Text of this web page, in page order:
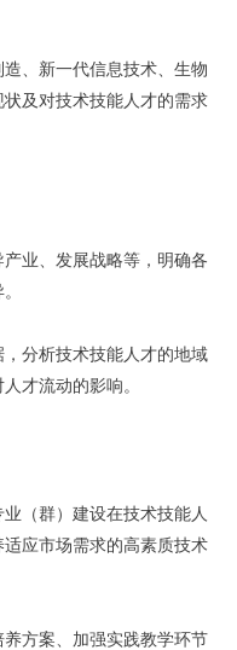
、新一代信息技术、生物
及对技术技能人才的需求
业、发展战略等，明确各
分析技术技能人才的地域
才流动的影响。
（群）建设在技术技能人
应市场需求的高素质技术
方案、加强实践教学环节